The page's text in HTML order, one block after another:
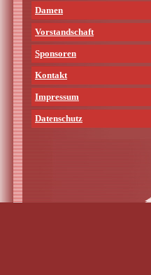
Damen
Vorstandschaft
Sponsoren
Kontakt
Impressum
Datenschutz